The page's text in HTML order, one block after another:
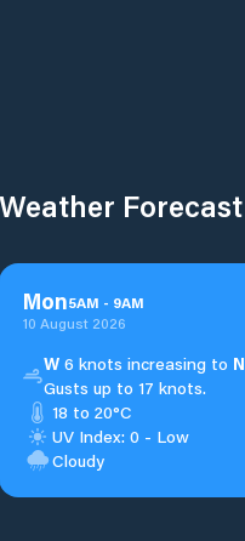
Weather Forecast
Mon5AM - 9AM
10 August 2026
W 6 knots increasing to N
Gusts up to 17 knots.
18 to 20°C
UV Index: 0 - Low
Cloudy